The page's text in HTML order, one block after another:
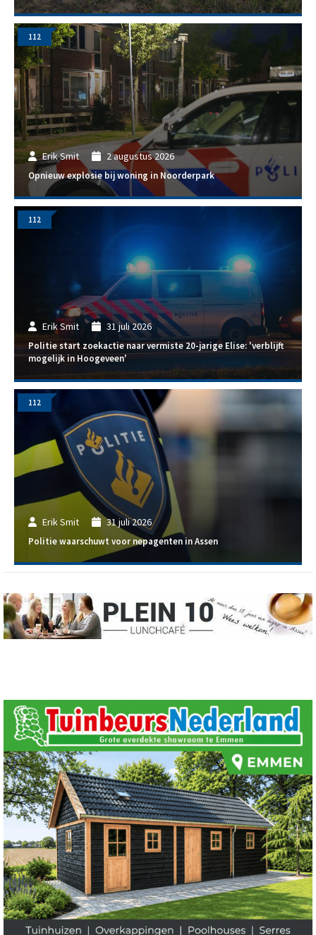
Erik Smit 2 augustus 2026
Opnieuw explosie bij woning in Noorderpark
112
Erik Smit 31 juli 2026
Politie start zoekactie naar vermiste 20-jarige Elise: 'verblijft
mogelijk in Hoogeveen'
112
Erik Smit 31 juli 2026
Politie waarschuwt voor nepagenten in Assen
112